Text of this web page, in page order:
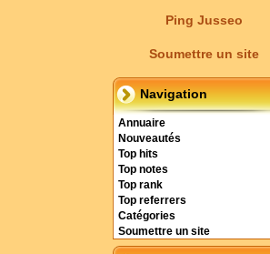
Ping Jusseo
Soumettre un site
Navigation
Annuaire
Nouveautés
Top hits
Top notes
Top rank
Top referrers
Catégories
Soumettre un site